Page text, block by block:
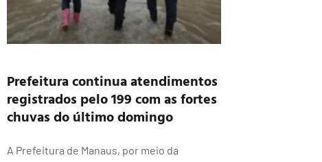
Prefeitura continua atendimentos
registrados pelo 199 com as fortes
chuvas do último domingo
A Prefeitura de Manaus, por meio da